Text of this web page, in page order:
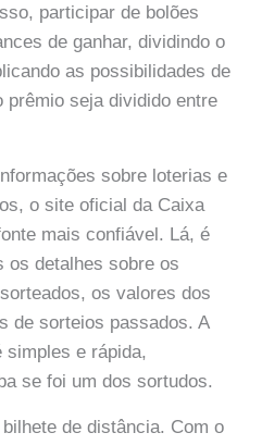
participar de bolões
de ganhar, dividindo o
as possibilidades de
prêmio seja dividido entre
sobre loterias e
o site oficial da Caixa
mais confiável. Lá, é
os detalhes sobre os
os valores dos
de sorteios passados. A
simples e rápida,
se foi um dos sortudos.
de distância. Com o